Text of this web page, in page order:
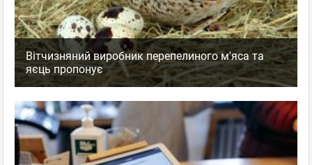
Вітчизняний виробник перепелиного м'яса та
яєць пропонує